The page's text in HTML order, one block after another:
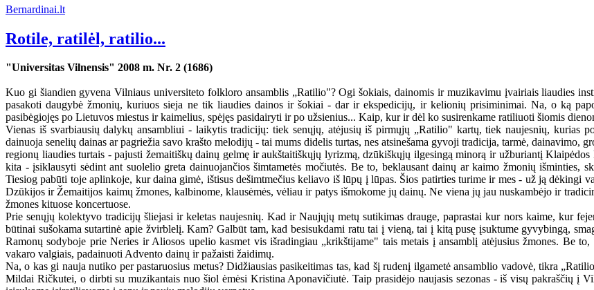
Bernardinai.lt
Rotile, ratilėl, ratilio...
"Universitas Vilnensis" 2008 m. Nr. 2 (1686)
Kuo gi šiandien gyvena Vilniaus universiteto folkloro ansamblis „Ratilio"? Ogi šokiais, dainomis ir muzikavimu įvairiais liaudies
pasakoti daugybė žmonių, kuriuos sieja ne tik liaudies dainos ir šokiai - dar ir ekspedicijų, ir kelionių prisiminimai. Na, o ką
pasibėgiojęs po Lietuvos miestus ir kaimelius, spėjęs pasidairyti ir po užsienius... Kaip, kur ir dėl ko susirenkame ratiliuoti šiomis
Vienas iš svarbiausių dalykų ansambliui - laikytis tradicijų: tiek senųjų, atėjusių iš pirmųjų „Ratilio" kartų, tiek naujesnių, kurias
dainuoja senelių dainas ar pagriežia savo krašto melodijų - tai mums didelis turtas, nes atsinešama gyvoji tradicija, tarmė,
regionų liaudies turtais - pajusti žemaitiškų dainų gelmę ir aukštaitiškųjų lyrizmą, dzūkiškųjų ilgesingą minorą ir užburiantį
kita - įsiklausyti sėdint ant suolelio greta dainuojančios šimtametės močiutės. Be to, beklausant dainų ar kaimo žmonių išminties,
Tiesiog pabūti toje aplinkoje, kur daina gimė, ištisus dešimtmečius keliavo iš lūpų į lūpas. Šios patirties turime ir mes - už ją dėkingi
Dzūkijos ir Žemaitijos kaimų žmones, kalbinome, klausėmės, vėliau ir patys išmokome jų dainų. Ne viena jų jau nuskambėjo ir
žmones kituose koncertuose.
Prie senųjų kolektyvo tradicijų šliejasi ir keletas naujesnių. Kad ir Naujųjų metų sutikimas drauge, paprastai kur nors kaime, kur
būtinai sušokama sutartinė apie žvirblelį. Kam? Galbūt tam, kad besisukdami ratu tai į vieną, tai į kitą pusę įsuktume gyvybingą,
Ramonų sodyboje prie Neries ir Aliosos upelio kasmet vis išradingiau „krikštijame" tais metais į ansamblį atėjusius žmones. Be
vakaro valgiais, padainuoti Advento dainų ir pažaisti žaidimų.
Na, o kas gi nauja nutiko per pastaruosius metus? Didžiausias pasikeitimas tas, kad šį rudenį ilgametė ansamblio vadovė, tikra
Mildai Ričkutei, o dirbti su muzikantais nuo šiol ėmėsi Kristina Aponavičiutė. Taip prasidėjo naujasis sezonas - iš visų pakraščių į